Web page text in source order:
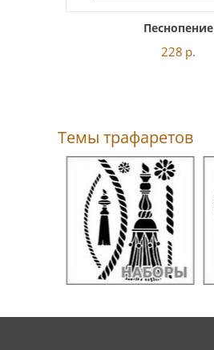
Песнопение
228 р.
Темы трафаретов